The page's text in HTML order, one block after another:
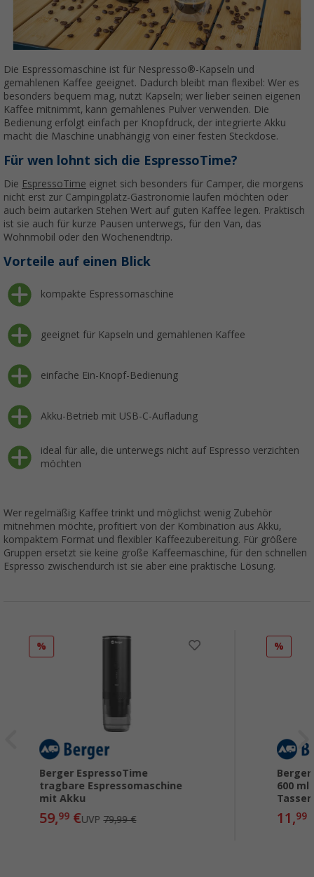
Die Espressomaschine ist für Nespresso®-Kapseln und
gemahlenen Kaffee geeignet. Dadurch bleibt man flexibel: Wer es
besonders bequem mag, nutzt Kapseln; wer lieber seinen eigenen
Kaffee mitnimmt, kann gemahlenes Pulver verwenden. Die
Bedienung erfolgt einfach per Knopfdruck, der integrierte Akku
macht die Maschine unabhängig von einer festen Steckdose.
Für wen lohnt sich die EspressoTime?
Die EspressoTime eignet sich besonders für Camper, die morgens
nicht erst zur Campingplatz-Gastronomie laufen möchten oder
auch beim autarken Stehen Wert auf guten Kaffee legen. Praktisch
ist sie auch für kurze Pausen unterwegs, für den Van, das
Wohnmobil oder den Wochenendtrip.
Vorteile auf einen Blick
kompakte Espressomaschine
geeignet für Kapseln und gemahlenen Kaffee
einfache Ein-Knopf-Bedienung
Akku-Betrieb mit USB-C-Aufladung
ideal für alle, die unterwegs nicht auf Espresso verzichten
möchten
Wer regelmäßig Kaffee trinkt und möglichst wenig Zubehör
mitnehmen möchte, profitiert von der Kombination aus Akku,
kompaktem Format und flexibler Kaffeezubereitung. Für größere
Gruppen ersetzt sie keine große Kaffeemaschine, für den schnellen
Espresso zwischendurch ist sie aber eine praktische Lösung.
%
Berger EspressoTime
tragbare Espressomaschine
mit Akku
59,99 €UVP79,99 €
%
Berger
600
11,99